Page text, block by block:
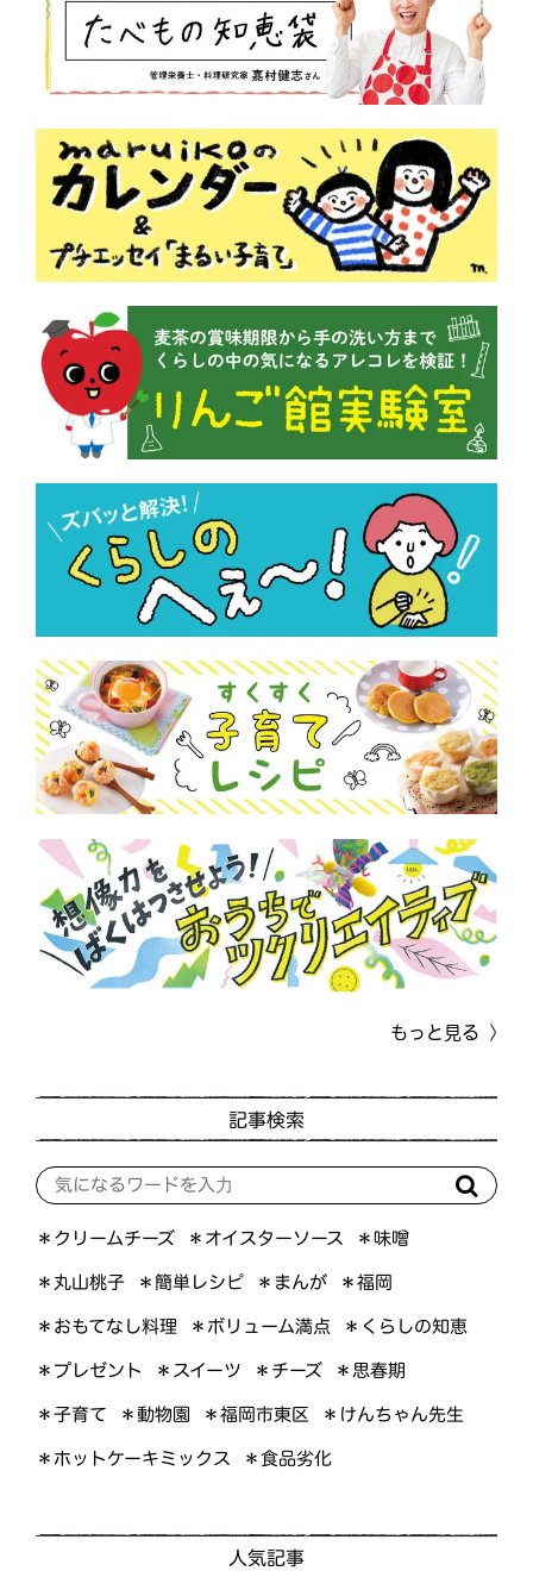
もっと見る
記事検索
＊クリームチーズ ＊オイスターソース ＊味噌
＊丸山桃子 ＊簡単レシピ ＊まんが ＊福岡
＊おもてなし料理 ＊ボリューム満点 ＊くらしの知恵
＊プレゼント ＊スイーツ ＊チーズ ＊思春期
＊子育て ＊動物園 ＊福岡市東区 ＊けんちゃん先生
＊ホットケーキミックス ＊食品劣化
人気記事